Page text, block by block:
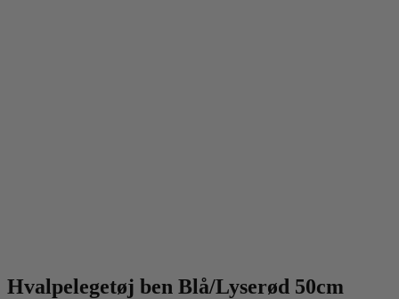
Hvalpelegetøj ben Blå/Lyserød 50cm